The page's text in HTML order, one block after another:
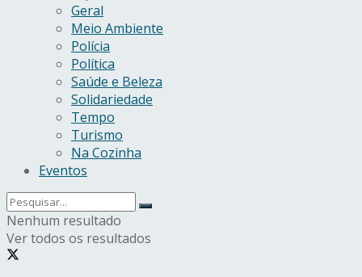
Geral
Meio Ambiente
Polícia
Política
Saúde e Beleza
Solidariedade
Tempo
Turismo
Na Cozinha
Eventos
Nenhum resultado
Ver todos os resultados